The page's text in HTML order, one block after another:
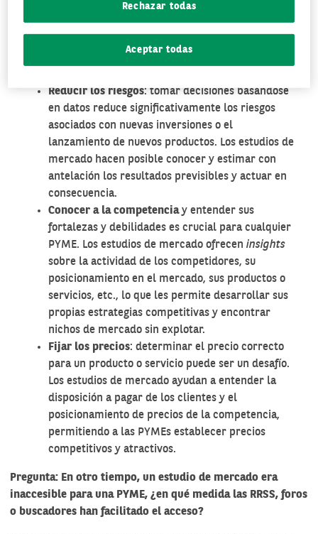
encuestas online y el análisis de datos permiten a
las PYMEs obtener información detallada, de
metodologías tradicionales como las encuestas
Reducir los riesgos: tomar decisiones basándose
en datos reduce significativamente los riesgos
asociados con nuevas inversiones o el
lanzamiento de nuevos productos. Los estudios de
mercado hacen posible conocer y estimar con
antelación los resultados previsibles y actuar en
consecuencia.
Conocer a la competenciay entender sus
fortalezas y debilidades es crucial para cualquier
PYME. Los estudios de mercado ofrecen insights
sobre la actividad de los competidores, su
posicionamiento en el mercado, sus productos o
servicios, etc., lo que les permite desarrollar sus
propias estrategias competitivas y encontrar
nichos de mercado sin explotar.
Fijar los precios: determinar el precio correcto
para un producto o servicio puede ser un desafío.
Los estudios de mercado ayudan a entender la
disposición a pagar de los clientes y el
posicionamiento de precios de la competencia,
permitiendo a las PYMEs establecer precios
competitivos y atractivos.
Pregunta: En otro tiempo, un estudio de mercado era
inaccesible para una PYME, ¿en qué medida las RRSS, foros
o buscadores han facilitado el acceso?
Rechazar todas
Aceptar todas